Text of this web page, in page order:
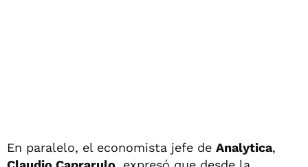
En paralelo, el economista jefe de Analytica,